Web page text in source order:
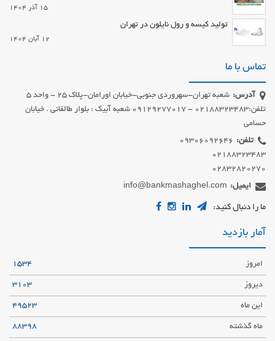
15 آذر 1404
تولید کیسه و رول نایلون در تهران
12 آبان 1404
تماس با ما
آدرس:
شعبه تهران-سهروردی جنوبی-خیابان اورامان-پلاک 25 - واحد 5
تلفن:02188323483 - 09129277017 شعبه آبیک : بلوار طالقانی . خیابان
حسامی
تلفن:
02832820270
ایمیل: info@bankmashaghel.com
ما را دنبال کنید:
آمار بازدید
امروز 1534
دیروز 3103
این ماه 49523
ماه گذشته 88398